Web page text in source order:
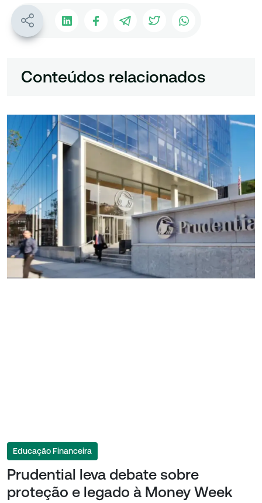
Conteúdos relacionados
Educação Financeira
Prudential leva debate sobre
proteção e legado à Money Week